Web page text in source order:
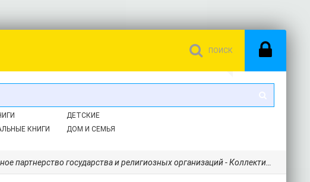
КНИГИ
ДЕТСКИЕ
ДОМ И СЕМЬЯ
государства и религиозных организаций - Коллектив авторов (книги хорошем качестве бесплатно без регистрации .TXT) 📗